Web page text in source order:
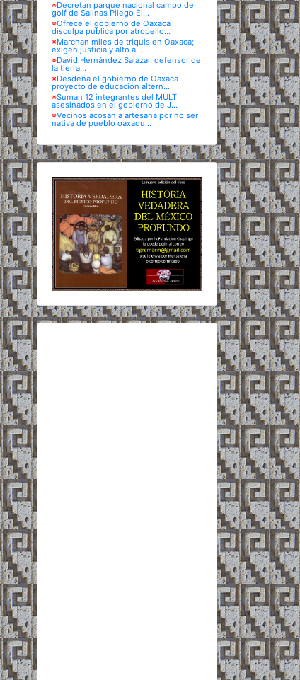
※Decretan parque nacional campo de
golf de Salinas Pliego El...
※Ofrece el gobierno de Oaxaca
disculpa pública por atropello...
※Marchan miles de triquis en Oaxaca;
exigen justicia y alto a...
※David Hernández Salazar, defensor de
la tierra...
※Desdeña el gobierno de Oaxaca
proyecto de educación altern...
※Suman 12 integrantes del MULT
asesinados en el gobierno de J...
※Vecinos acosan a artesana por no ser
nativa de pueblo oaxaqu...